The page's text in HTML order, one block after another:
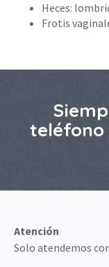
Heces:
Frotis
teléfono
Atención
Solo atendemos